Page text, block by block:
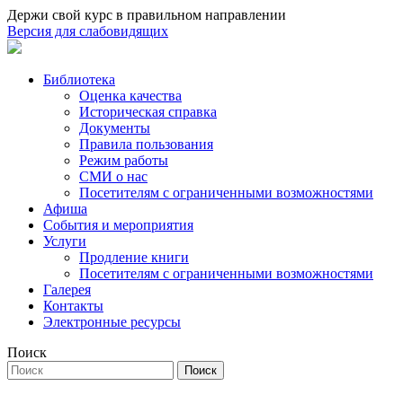
Держи свой курс в правильном направлении
Версия для слабовидящих
Библиотека
Оценка качества
Историческая справка
Документы
Правила пользования
Режим работы
СМИ о нас
Посетителям с ограниченными возможностями
Афиша
События и мероприятия
Услуги
Продление книги
Посетителям с ограниченными возможностями
Галерея
Контакты
Электронные ресурсы
Поиск
Поиск